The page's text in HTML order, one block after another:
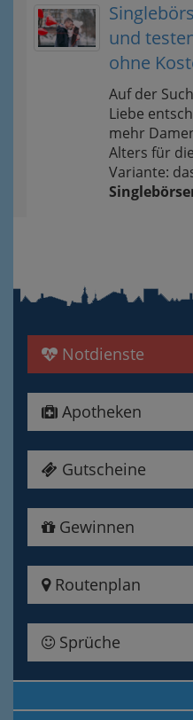
und
ohne
Auf der
Liebe
mehr
Alters für
Variante:
Notdienste
Apotheken
Gutscheine
Gewinnen
Routenplan
Sprüche